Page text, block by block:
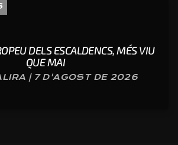
DELS ESCALDENCS, MÉS VIU
QUE MAI
| 7 D'AGOST DE 2026